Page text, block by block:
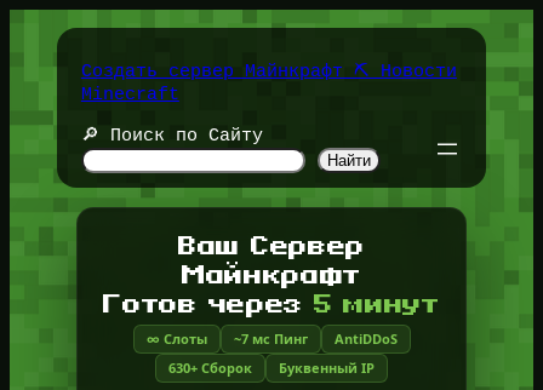
содержимомуСоздать сервер Майнкрафт ⛏️ Новости
Minecraft
🔎 Поиск по Сайту
Найти
Ваш Сервер
Майнкрафт
Готов через 5 минут
∞ Слоты ~7 мс Пинг
AntiDDoS
630+ Сборок
Буквенный IP